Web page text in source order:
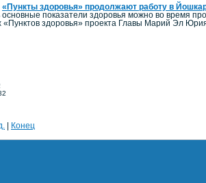
«Пункты здоровья» продолжают работу в
основные показатели здоровья можно во время
здоровья» проекта Главы Марий Эл
Конец